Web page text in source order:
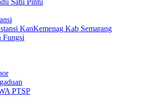
Satu Pintu
KanKemenag Kab Semarang
Fungsi
PTSP